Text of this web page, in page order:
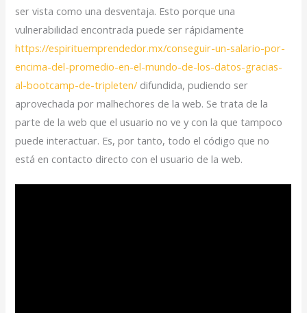
ser vista como una desventaja. Esto porque una
vulnerabilidad encontrada puede ser rápidamente
https://espirituemprendedor.mx/conseguir-un-salario-por-
encima-del-promedio-en-el-mundo-de-los-datos-gracias-
al-bootcamp-de-tripleten/ difundida, pudiendo ser
aprovechada por malhechores de la web. Se trata de la
parte de la web que el usuario no ve y con la que tampoco
puede interactuar. Es, por tanto, todo el código que no
está en contacto directo con el usuario de la web.